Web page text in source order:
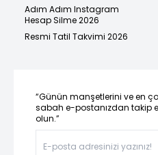
Adım Adım Instagram
Hesap Silme 2026
Resmi Tatil Takvimi 2026
“Günün manşetlerini ve en
sabah e-postanızdan takip
olun.”